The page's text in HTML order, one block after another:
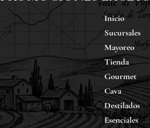
Inicio
Sucursales
Mayoreo
Tienda
Gourmet
Cava
Destilados
Esenciales